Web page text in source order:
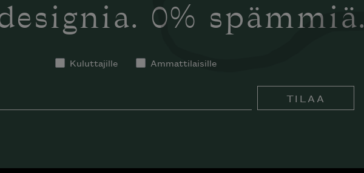
0% spämmiä.
Kuluttajille Ammattilaisille
TILAA